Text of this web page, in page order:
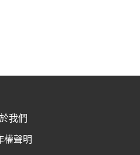
我們
權聲明